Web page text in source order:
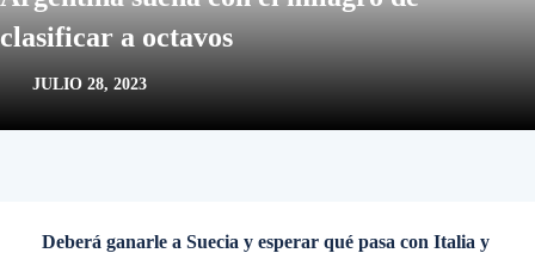
clasificar a octavos
JULIO 28, 2023
Deberá ganarle a Suecia y esperar qué pasa con Italia y